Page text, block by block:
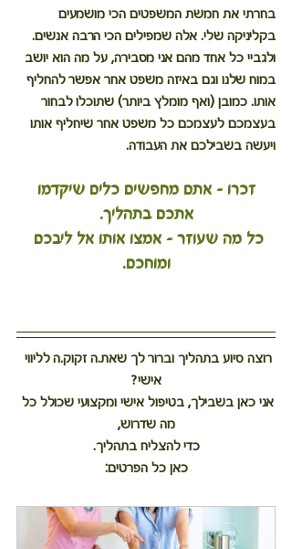
בחרתי את חמשת המשפטים הכי מושמעים
בקליניקה שלי. אלה שמפילים הכי הרבה אנשים.
ולגביי כל אחד מהם אני מסבירה, על מה הוא יושב
במוח שלנו וגם באיזה משפט אחר אפשר להחליף
אותו. כמובן (ואף מומלץ ביותר) שתוכלו לבחור
בעצמכם לעצמכם כל משפט אחר שיחליף אותו
ויעשה בשבילכם את העבודה.
זכרו – אתם מחפשים כלים שיקדמו
אתכם בתהליך.
כל מה שעוזר – אמצו אותו אל ליבכם
ומוחכם.
רוצה סיוע בתהליך וברור לך שאת.ה זקוק.ה לליווי
אישי?
אני כאן בשבילך, בטיפול אישי ומקצועי שכולל כל
מה שדרוש,
כדי להצליח בתהליך.
כאן כל הפרטים: